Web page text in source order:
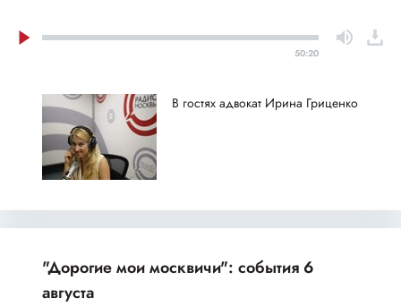
50:20
В гостях адвокат Ирина Гриценко
"Дорогие мои москвичи": события 6
августа